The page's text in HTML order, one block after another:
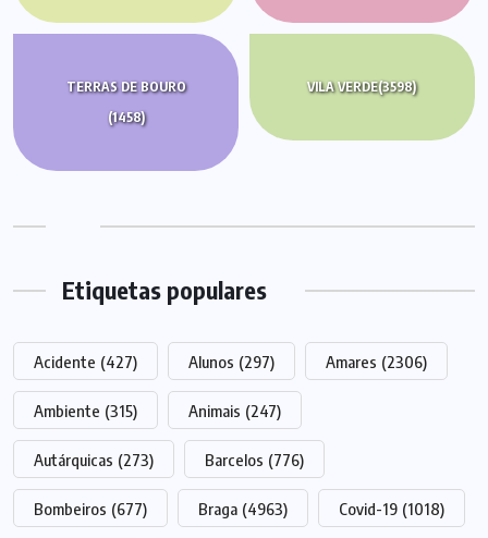
TERRAS DE BOURO
(1458)
VILA VERDE(3598)
Etiquetas populares
Acidente (427) Alunos (297) Amares (2306)
Ambiente (315) Animais (247)
Autárquicas (273) Barcelos (776)
Bombeiros (677) Braga (4963) Covid-19 (1018)